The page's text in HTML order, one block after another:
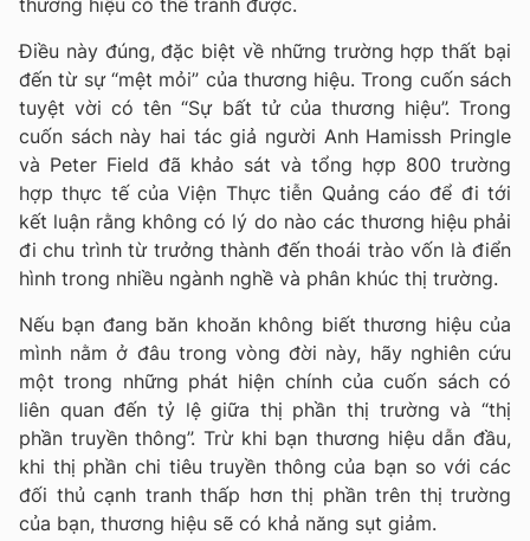
Điều này đúng, đặc biệt về những trường hợp thất bại
đến từ sự “mệt mỏi” của thương hiệu. Trong cuốn sách
tuyệt vời có tên “Sự bất tử của thương hiệu”. Trong
cuốn sách này hai tác giả người Anh Hamissh Pringle
và Peter Field đã khảo sát và tổng hợp 800 trường
hợp thực tế của Viện Thực tiễn Quảng cáo để đi tới
kết luận rằng không có lý do nào các thương hiệu phải
đi chu trình từ trưởng thành đến thoái trào vốn là điển
hình trong nhiều ngành nghề và phân khúc thị trường.
Nếu bạn đang băn khoăn không biết thương hiệu của
mình nằm ở đâu trong vòng đời này, hãy nghiên cứu
một trong những phát hiện chính của cuốn sách có
liên quan đến tỷ lệ giữa thị phần thị trường và “thị
phần truyền thông”. Trừ khi bạn thương hiệu dẫn đầu,
khi thị phần chi tiêu truyền thông của bạn so với các
đối thủ cạnh tranh thấp hơn thị phần trên thị trường
của bạn, thương hiệu sẽ có khả năng sụt giảm.